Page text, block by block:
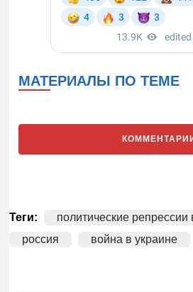
МАТЕРИАЛЫ ПО ТЕМЕ
Теги:
политические репрессии
россия
война в украине